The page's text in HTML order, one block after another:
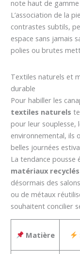
note haut de
L’association de la
contrastes subtils,
espace sans jamais
polies ou brutes
Textiles naturels et
durable
Pour habiller les
textiles naturels
pour leur souplesse,
environnemental,
belles journées
La tendance pousse
matériaux recyclés
désormais des
ou de métaux
souhaitent concilier
Matière